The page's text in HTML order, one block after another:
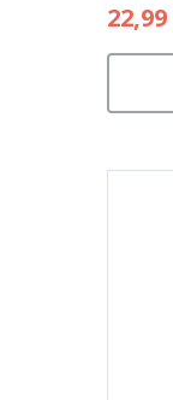
22,99